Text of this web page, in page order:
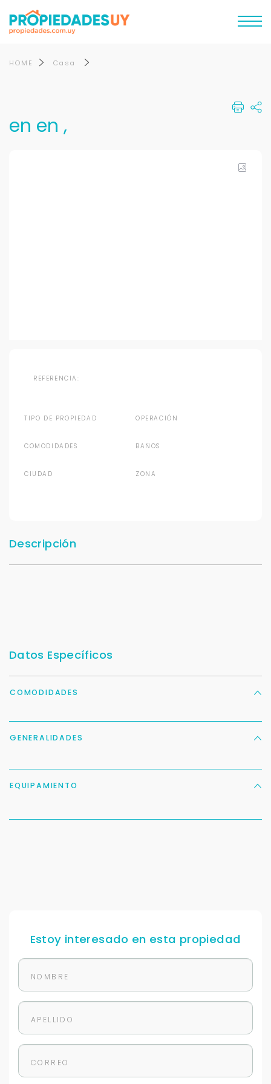
HOME Casa
en en ,
REFERENCIA:
TIPO DE PROPIEDAD OPERACIÓN
COMODIDADES BAÑOS
CIUDAD ZONA
Descripción
Datos Específicos
COMODIDADES
GENERALIDADES
EQUIPAMIENTO
Estoy interesado en esta propiedad